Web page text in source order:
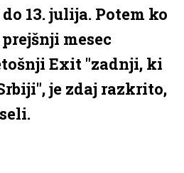
13. julija. Potem ko
mesec
Exit "zadnji, ki
je zdaj razkrito,